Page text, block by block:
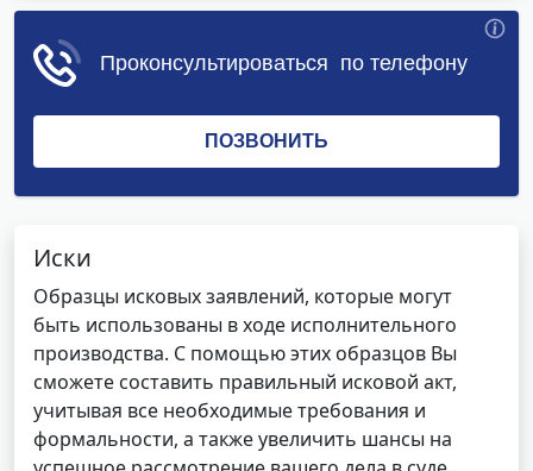
Иски
Образцы исковых заявлений, которые могут
быть использованы в ходе исполнительного
производства. С помощью этих образцов Вы
сможете составить правильный исковой акт,
учитывая все необходимые требования и
формальности, а также увеличить шансы на